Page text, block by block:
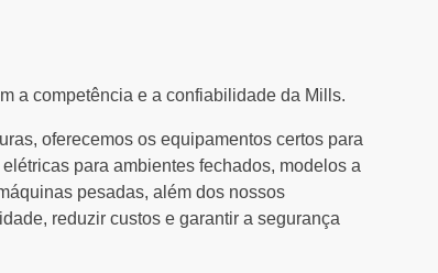
a competência e a confiabilidade da Mills.
oferecemos os equipamentos certos para
para ambientes fechados, modelos a
pesadas, além dos nossos
reduzir custos e garantir a segurança